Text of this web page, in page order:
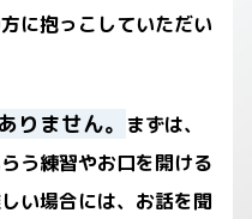
に抱っこしていただい
ません。 まずは、
う練習やお口を開ける
い場合には、お話を聞